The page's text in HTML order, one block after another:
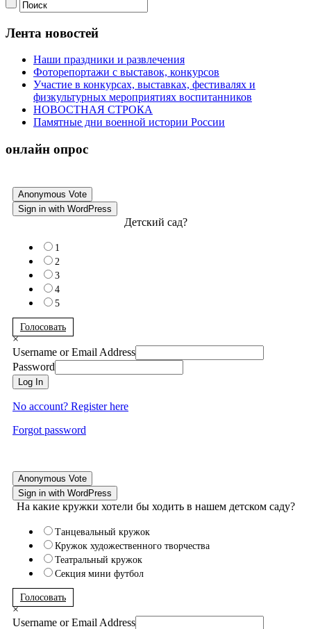
Лента новостей
Наши праздники и развлечения
Фоторепортажи с выставок, конкурсов
Участие в конкурсах, выставках, фестивалях и
физкультурных мероприятиях воспитанников
НОВОСТНАЯ СТРОКА
Памятные дни военной истории России
онлайн опрос
Anonymous Vote
Sign in with WordPress
Детский сад?
1
2
3
4
5
Голосовать
×
Username or Email Address
Password
Log In
No account? Register here
Forgot password
Anonymous Vote
Sign in with WordPress
На какие кружки хотели бы ходить в нашем детском саду?
Танцевальный кружок
Кружок художественного творчества
Театральный кружок
Секция мини футбол
Голосовать
×
Username or Email Address